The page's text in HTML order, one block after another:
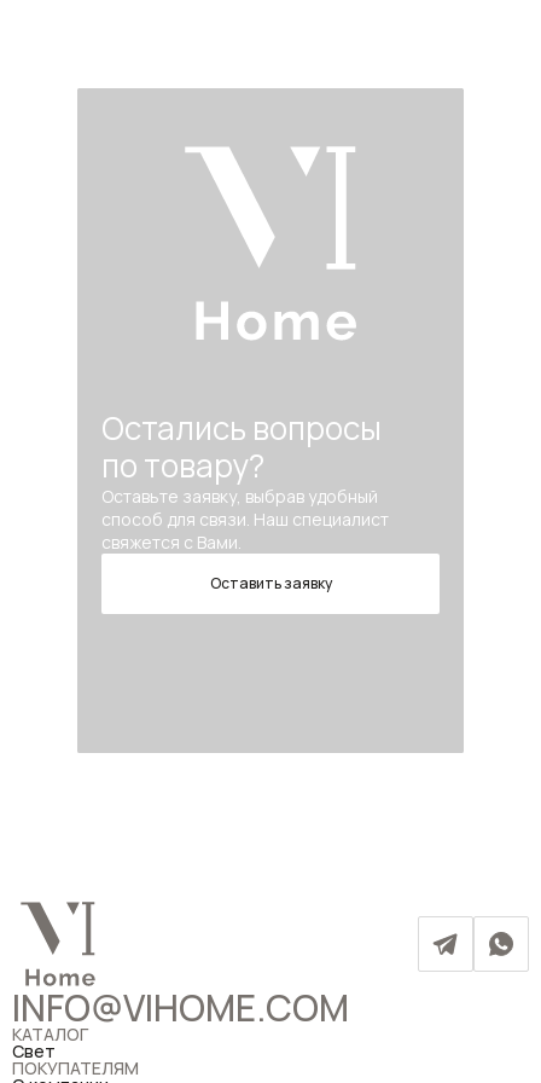
Остались вопросы
по товару?
Оставьте заявку, выбрав удобный
способ для связи. Наш специалист
свяжется с Вами.
Оставить заявку
INFO@VIHOME.COM
КАТАЛОГ
Свет
ПОКУПАТЕЛЯМ